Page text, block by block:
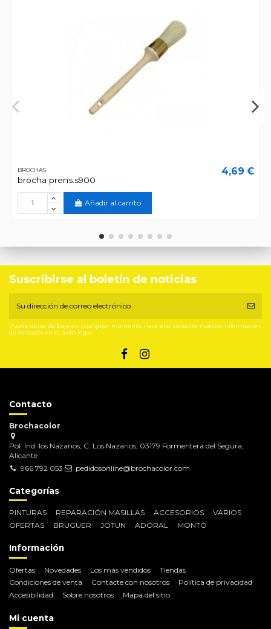
BROCHAS
brocha prens.s900
4,69 €
Añadir al carrito
Suscribirse al boletín de noticias
Puede darse de baja en cualquier momento. Para ello, consulte nuestra información
de contacto en el aviso legal.
Contacto
Brochacolor
Pol. Ind. los Nazarios, C. Los Nazarios, 03179 Formentera del Segura,
Alicante
966 792 053
pedidosonline@brochacolor.com
Categorías
PINTURAS REPARACIÓN MASILLAS ACCESORIOS
VARIOS
OFERTAS
BRUGUER JOTUN ADORAL MONTÓ
Información
Ofertas Novedades Los más vendidos
Tiendas
Condiciones de venta
Contacte con nosotros
Política de privacidad
Accesibilidad
Sobre nosotros Mapa del sitio
Mi cuenta